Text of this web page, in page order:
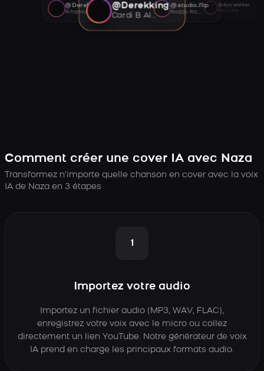
@Derekking
Cardi B AI voice
@studio.flip
Roddy Ricch AI voice
@Ayywalker
@Derekking
Rihanna AI voice
Comment créer une cover IA avec Naza
Transformez n’importe quelle chanson en cover avec la voix
IA de Naza en 3 étapes
1
Importez votre audio
Importez un fichier audio (MP3, WAV, FLAC),
enregistrez votre voix avec le micro ou collez
directement un lien YouTube. Notre générateur de voix
IA prend en charge les principaux formats audio.